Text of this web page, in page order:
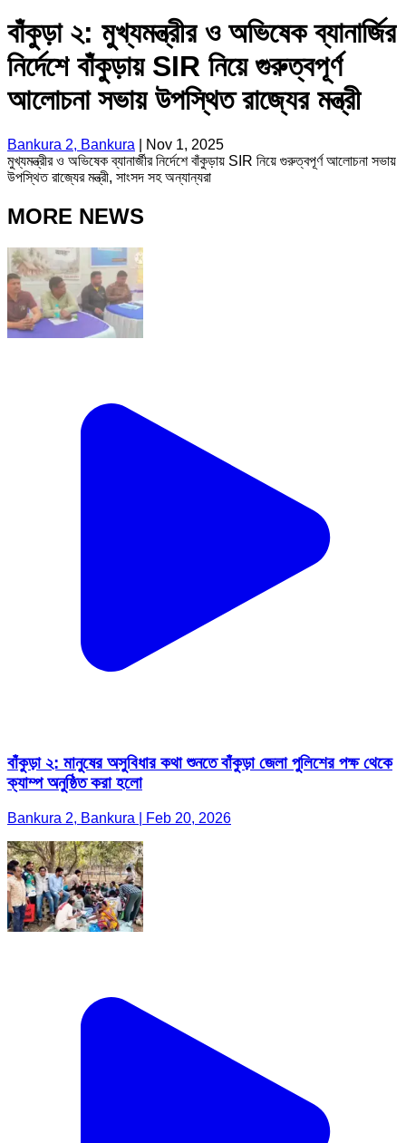
বাঁকুড়া ২: মুখ্যমন্ত্রীর ও অভিষেক ব্যানার্জির
নির্দেশে বাঁকুড়ায় SIR নিয়ে গুরুত্বপূর্ণ
আলোচনা সভায় উপস্থিত রাজ্যের মন্ত্রী
Bankura 2, Bankura
Nov 1, 2025
মুখ্যমন্ত্রীর ও অভিষেক ব্যানার্জীর নির্দেশে বাঁকুড়ায় SIR নিয়ে গুরুত্বপূর্ণ আলোচনা সভায়
উপস্থিত রাজ্যের মন্ত্রী, সাংসদ সহ অন্যান্যরা
MORE NEWS
বাঁকুড়া ২: মানুষের অসুবিধার কথা শুনতে বাঁকুড়া জেলা পুলিশের পক্ষ থেকে
ক্যাম্প অনুষ্ঠিত করা হলো
Bankura 2, Bankura | Feb 20, 2026